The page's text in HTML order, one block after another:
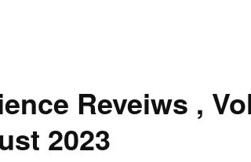
Reveiws ,
2023